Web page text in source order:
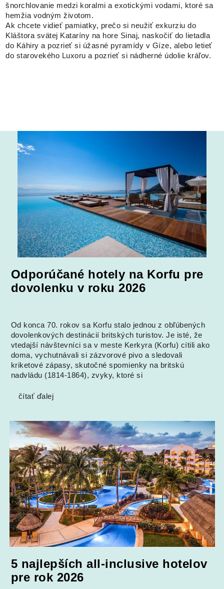
šnorchlovanie medzi koralmi a exotickými vodami, ktoré sa
hemžia vodným životom.
Ak chcete vidieť pamiatky, prečo si neužiť exkurziu do
Kláštora svätej Kataríny na hore Sinaj, naskočiť do lietadla
do Káhiry a pozrieť si úžasné pyramídy v Gíze, alebo letieť
do starovekého Luxoru a pozrieť si nádherné údolie kráľov.
Odporúčané hotely na Korfu pre
dovolenku v roku 2026
Od konca 70. rokov sa Korfu stalo jednou z obľúbených
dovolenkových destinácií britských turistov. Je isté, že
vtedajší návštevníci sa v meste Kerkyra (Korfu) cítili ako
doma, vychutnávali si zázvorové pivo a sledovali
kriketové zápasy, skutočné spomienky na britskú
nadvládu (1814-1864), zvyky, ktoré si
čítať ďalej
5 najlepších all-inclusive hotelov
pre rok 2026